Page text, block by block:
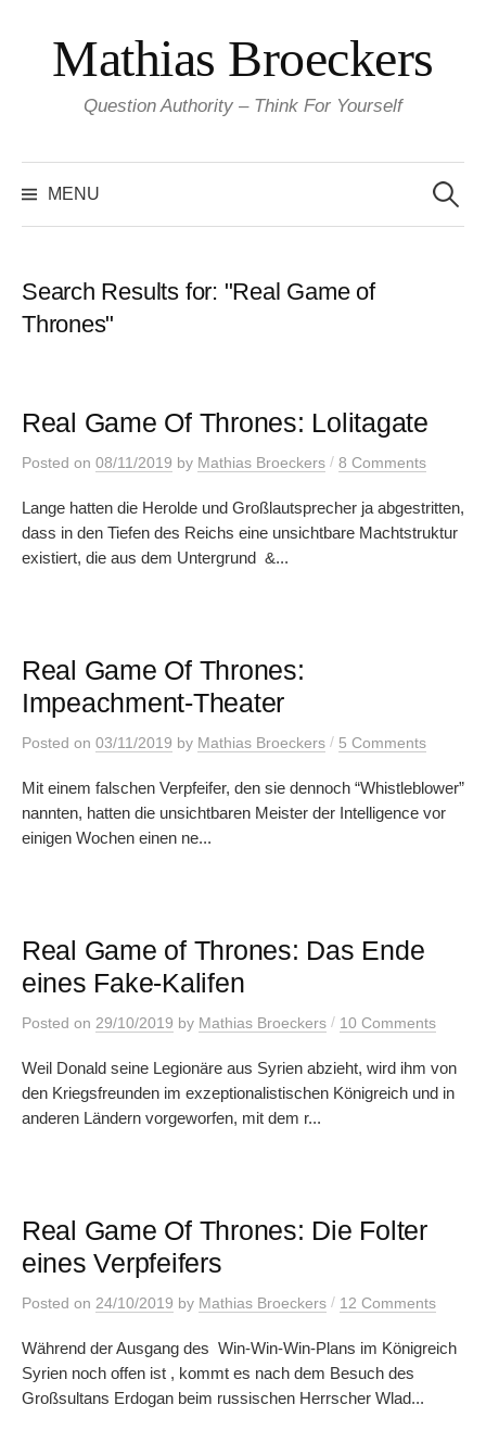
content
Mathias Broeckers
Question Authority – Think For Yourself
MENU
for:
Search Results for: "Real Game of
Thrones"
Real Game Of Thrones: Lolitagate
Posted on 08/11/2019 by Mathias Broeckers / 8 Comments
Lange hatten die Herolde und Großlautsprecher ja abgestritten,
dass in den Tiefen des Reichs eine unsichtbare Machtstruktur
existiert, die aus dem Untergrund &...
Real Game Of Thrones:
Impeachment-Theater
Posted on 03/11/2019 by Mathias Broeckers / 5 Comments
Mit einem falschen Verpfeifer, den sie dennoch “Whistleblower”
nannten, hatten die unsichtbaren Meister der Intelligence vor
einigen Wochen einen ne...
Real Game of Thrones: Das Ende
eines Fake-Kalifen
Posted on 29/10/2019 by Mathias Broeckers / 10 Comments
Weil Donald seine Legionäre aus Syrien abzieht, wird ihm von
den Kriegsfreunden im exzeptionalistischen Königreich und in
anderen Ländern vorgeworfen, mit dem r...
Real Game Of Thrones: Die Folter
eines Verpfeifers
Posted on 24/10/2019 by Mathias Broeckers / 12 Comments
Während der Ausgang des Win-Win-Win-Plans im Königreich
Syrien noch offen ist , kommt es nach dem Besuch des
Großsultans Erdogan beim russischen Herrscher Wlad...